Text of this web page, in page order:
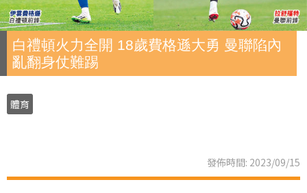
白禮頓火力全開 18歲費格遜大勇 曼聯陷內
亂翻身仗難踢
體育
發佈時間: 2023/09/15